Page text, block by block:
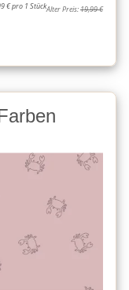
€ pro 1 StückAlter Preis:19,99 €